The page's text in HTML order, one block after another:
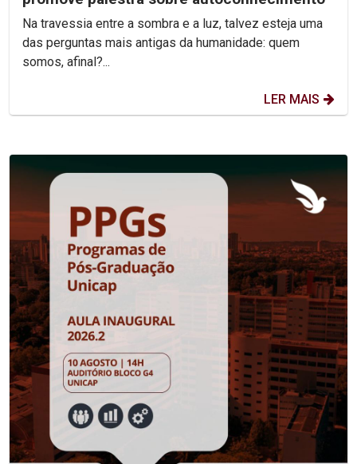
Na travessia entre a sombra e a luz, talvez esteja uma
das perguntas mais antigas da humanidade: quem
somos, afinal?...
LER MAIS